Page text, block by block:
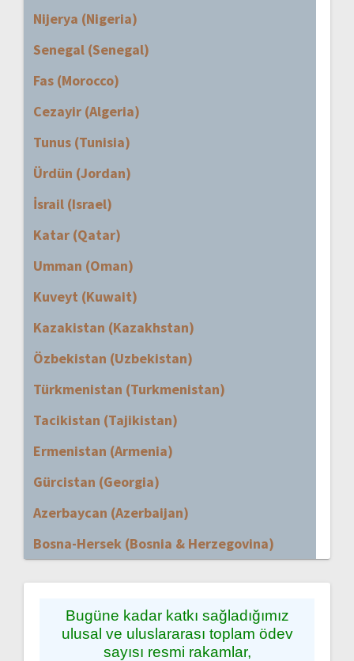
Nijerya (Nigeria)
Senegal (Senegal)
Fas (Morocco)
Cezayir (Algeria)
Tunus (Tunisia)
Ürdün (Jordan)
İsrail (Israel)
Katar (Qatar)
Umman (Oman)
Kuveyt (Kuwait)
Kazakistan (Kazakhstan)
Özbekistan (Uzbekistan)
Türkmenistan (Turkmenistan)
Tacikistan (Tajikistan)
Ermenistan (Armenia)
Gürcistan (Georgia)
Azerbaycan (Azerbaijan)
Bosna-Hersek (Bosnia & Herzegovina)
Bugüne kadar katkı sağladığımız
ulusal ve uluslararası toplam ödev
sayısı resmi rakamlar,